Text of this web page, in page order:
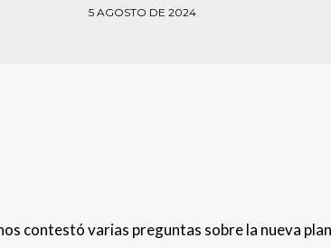
5 AGOSTO DE 2024
contestó varias preguntas sobre la nueva